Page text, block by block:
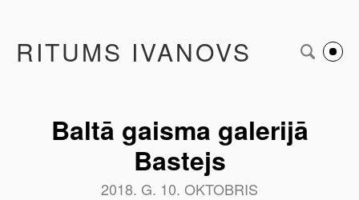
RITUMS IVANOVS
Baltā gaisma galerijā
Bastejs
2018. G. 10. OKTOBRIS